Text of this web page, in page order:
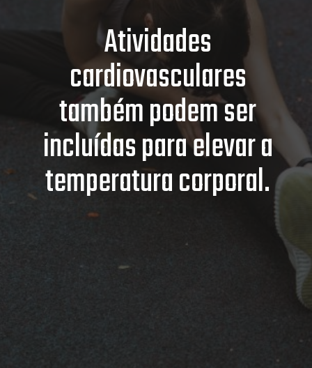
Atividades
cardiovasculares
também podem ser
incluídas para elevar a
temperatura corporal.